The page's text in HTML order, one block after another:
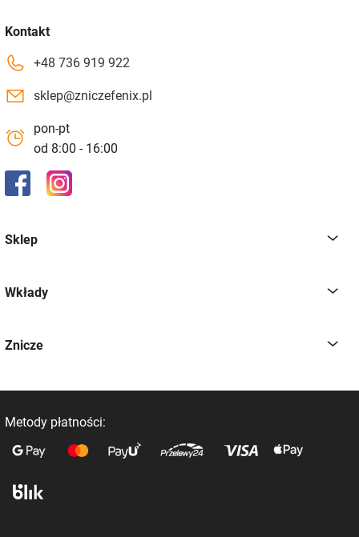
Kontakt
+48 736 919 922
sklep@zniczefenix.pl
pon-pt
od 8:00 - 16:00
Sklep
Wkłady
Znicze
Metody płatności: